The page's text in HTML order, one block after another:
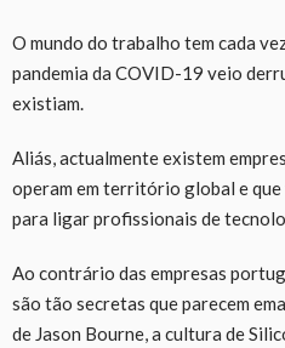
O mundo do trabalho tem cada
pandemia da COVID-19 veio
existiam.
Aliás, actualmente existem
operam em território global e
para ligar profissionais de
Ao contrário das empresas
são tão secretas que parecem
de Jason Bourne, a cultura de